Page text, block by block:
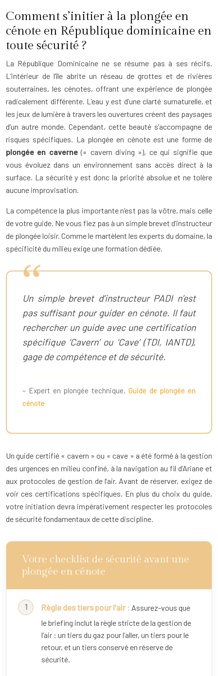
Comment s’initier à la plongée en
cénote en République dominicaine en
toute sécurité ?
La République Dominicaine ne se résume pas à ses récifs.
L’intérieur de l’île abrite un réseau de grottes et de rivières
souterraines, les cénotes, offrant une expérience de plongée
radicalement différente. L’eau y est d’une clarté surnaturelle, et
les jeux de lumière à travers les ouvertures créent des paysages
d’un autre monde. Cependant, cette beauté s’accompagne de
risques spécifiques. La plongée en cénote est une forme de
plongée en caverne(« cavern diving »), ce qui signifie que
vous évoluez dans un environnement sans accès direct à la
surface. La sécurité y est donc la priorité absolue et ne tolère
aucune improvisation.
La compétence la plus importante n’est pas la vôtre, mais celle
de votre guide. Ne vous fiez pas à un simple brevet d’instructeur
de plongée loisir. Comme le martèlent les experts du domaine, la
spécificité du milieu exige une formation dédiée.
Un simple brevet d’instructeur PADI n’est
pas suffisant pour guider en cénote. Il faut
rechercher un guide avec une certification
spécifique ‘Cavern’ ou ‘Cave’ (TDI, IANTD),
gage de compétence et de sécurité.
– Expert en plongée technique, Guide de plongée en
cénote
Un guide certifié « cavern » ou « cave » a été formé à la gestion
des urgences en milieu confiné, à la navigation au fil d’Ariane et
aux protocoles de gestion de l’air. Avant de réserver, exigez de
voir ces certifications spécifiques. En plus du choix du guide,
votre initiation devra impérativement respecter les protocoles
de sécurité fondamentaux de cette discipline.
Votre checklist de sécurité avant une
plongée en cénote
Règle des tiers pour l’air : Assurez-vous que
le briefing inclut la règle stricte de la gestion de
l’air : un tiers du gaz pour l’aller, un tiers pour le
retour, et un tiers conservé en réserve de
sécurité.